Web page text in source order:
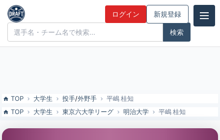
平嶋 桂知（明治大）の特徴とドラフト評価 | ドラフト候補とみんなの
評価
ドラフト候補とみんなの評価 ログイン 新規登録
TOP 大学生 投手/外野手
平嶋 桂知
TOP
大学生 東京六大学リーグ 明治大学 平嶋 桂知